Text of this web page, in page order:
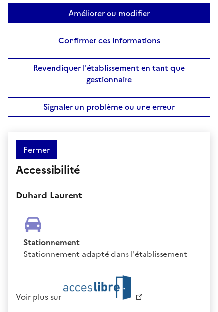
Améliorer ou modifier
Confirmer ces informations
Revendiquer l'établissement en tant que
gestionnaire
Signaler un problème ou une erreur
Fermer
Accessibilité
Duhard Laurent
Stationnement
Stationnement adapté dans l'établissement
Voir plus sur